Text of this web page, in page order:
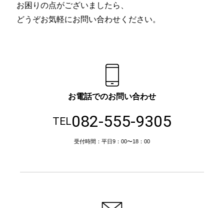
お困りの点がございましたら、
どうぞお気軽にお問い合わせください。
お電話でのお問い合わせ
TEL082-555-9305
受付時間：平日9：00〜18：00